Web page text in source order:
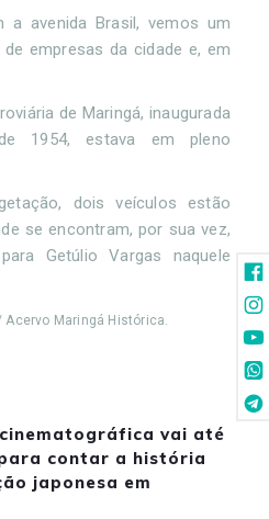
avenida Brasil, vemos um
empresas da cidade e, em
de Maringá, inaugurada
1954, estava em pleno
dois veículos estão
se encontram, por sua vez,
Getúlio Vargas naquele
Acervo Maringá Histórica.
vai até
contar a história
japonesa em